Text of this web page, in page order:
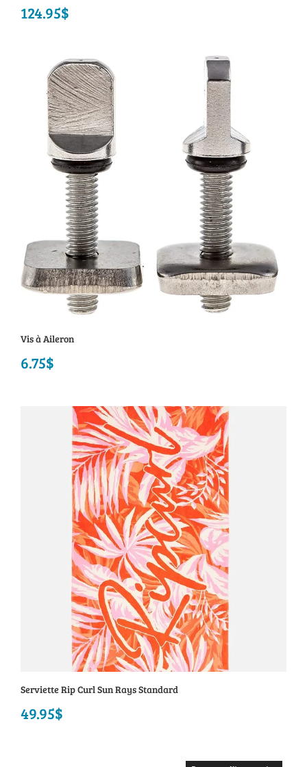
124.95$
Vis à Aileron
6.75$
Serviette Rip Curl Sun Rays Standard
49.95$